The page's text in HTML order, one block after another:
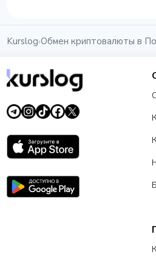
Kurslog›Обмен криптовалюты в